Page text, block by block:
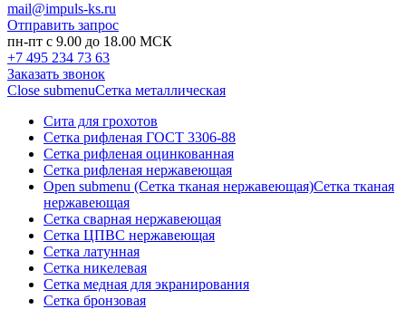
mail@impuls-ks.ru
Отправить запрос
пн-пт с 9.00 до 18.00 МСК
+7 495 234 73 63
Заказать звонок
Close submenuСетка металлическая
Сита для грохотов
Сетка рифленая ГОСТ 3306-88
Сетка рифленая оцинкованная
Сетка рифленая нержавеющая
Open submenu (Сетка тканая нержавеющая)Сетка тканая
нержавеющая
Сетка сварная нержавеющая
Сетка ЦПВС нержавеющая
Сетка латунная
Сетка никелевая
Сетка медная для экранирования
Сетка бронзовая